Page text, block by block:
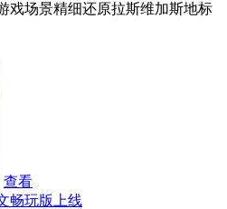
戏场景精细还原拉斯维加斯地标
查看
畅玩版上线